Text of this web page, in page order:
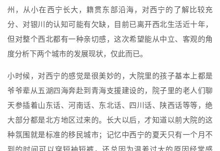
州，从小在西宁长大，籍贯东部沿海，对西宁的了解比较充
分、对银川的认知可能有欠缺，目前已离开西北生活近十年，
但对整个西北都有一种亲切感，这次希望能从中立、客观的角
度分析下两个城市的发展现状，仅此而已。
小时候，对西宁的感觉是很美妙的，大院里的孩子基本上都是
爷爷辈从五湖四海奔赴到青海支援建设的，院子里的老人们聊
天参插着山东话、河南话、东北话、四川话、陕西话等等，绝
大部分都是北方地区过来的。长大以后，才知道以前大院的这
种氛围就是标准的移民城市；记忆中西宁的夏天只有一个月不